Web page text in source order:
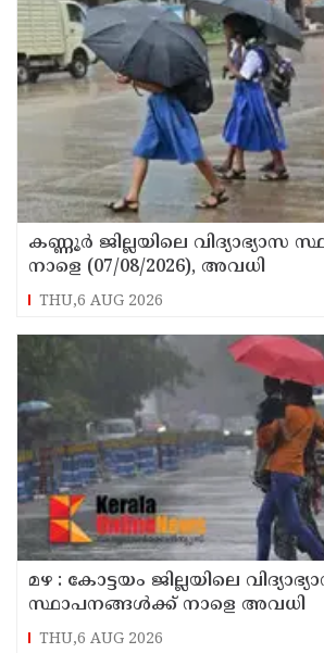
കണ്ണൂർ ജില്ലയിലെ വിദ്യാഭ്യാസ
നാളെ (07/08/2026), അവധി
THU,6 AUG 2026
മഴ : കോട്ടയം ജില്ലയിലെ
സ്ഥാപനങ്ങൾക്ക് നാളെ അവധി
THU,6 AUG 2026